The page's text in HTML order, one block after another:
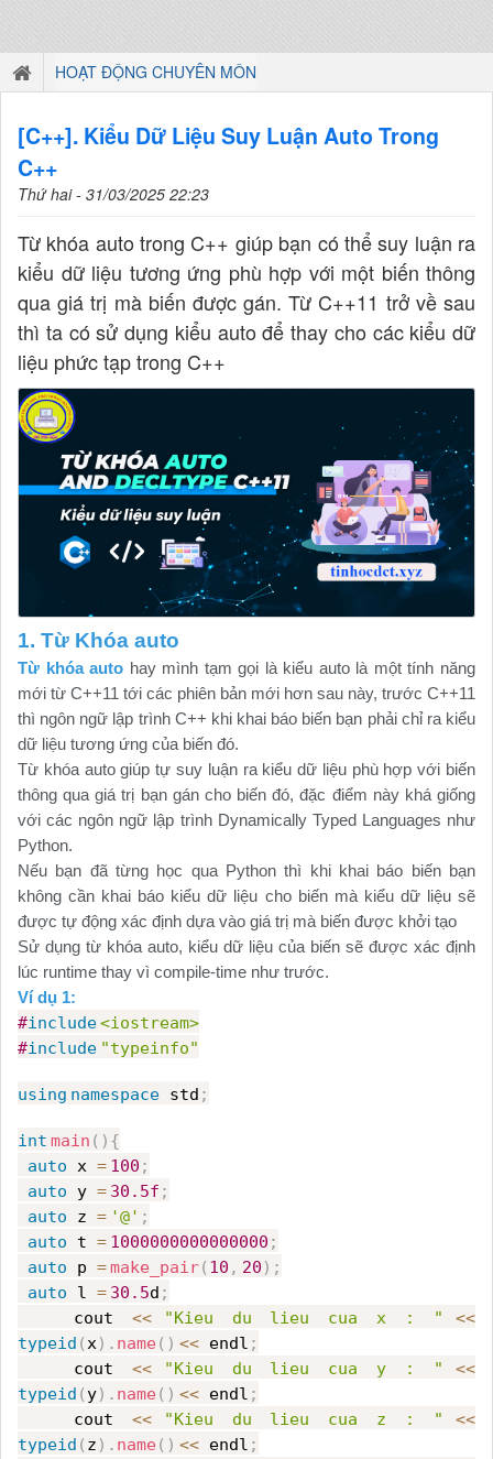
HOẠT ĐỘNG CHUYÊN MÔN
[C++]. Kiểu Dữ Liệu Suy Luận Auto Trong
C++
Thứ hai - 31/03/2025 22:23
Từ khóa auto trong C++ giúp bạn có thể suy luận ra
kiểu dữ liệu tương ứng phù hợp với một biến thông
qua giá trị mà biến được gán. Từ C++11 trở về sau
thì ta có sử dụng kiểu auto để thay cho các kiểu dữ
liệu phức tạp trong C++
1. Từ Khóa auto
Từ khóa auto hay mình tạm gọi là kiểu auto là một tính năng
mới từ C++11 tới các phiên bản mới hơn sau này, trước C++11
thì ngôn ngữ lập trình C++ khi khai báo biến bạn phải chỉ ra kiểu
dữ liệu tương ứng của biến đó.
Từ khóa auto giúp tự suy luận ra kiểu dữ liệu phù hợp với biến
thông qua giá trị bạn gán cho biến đó, đặc điểm này khá giống
với các ngôn ngữ lập trình Dynamically Typed Languages như
Python.
Nếu bạn đã từng học qua Python thì khi khai báo biến bạn
không cần khai báo kiểu dữ liệu cho biến mà kiểu dữ liệu sẽ
được tự động xác định dựa vào giá trị mà biến được khởi tạo
Sử dụng từ khóa auto, kiểu dữ liệu của biến sẽ được xác định
lúc runtime thay vì compile-time như trước.
Ví dụ 1:
#include<iostream>
#include "typeinfo"
using namespace std ;
int main (){
auto x = 100 ;
auto y = 30.5f ;
auto z = '@' ;
auto t = 1000000000000000 ;
auto p =make_pair( 10 , 20 );
auto l = 30.5d ;
cout << "Kieu du lieu cua x : "
<<
typeid (x). name () << endl ;
cout << "Kieu du lieu cua y : "
<<
typeid ( y). name () << endl ;
cout << "Kieu du lieu cua z : "
<<
typeid ( z ). name () << endl ;